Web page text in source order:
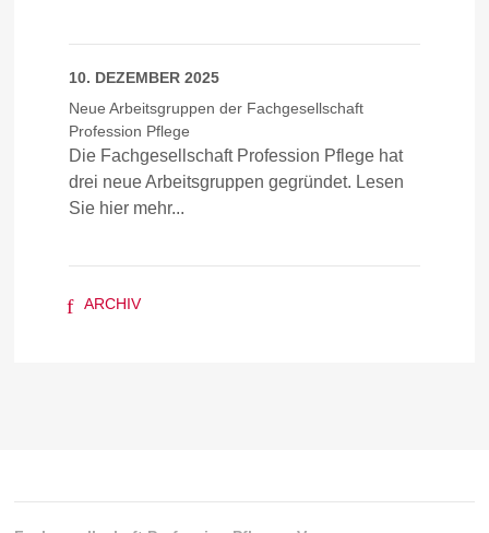
10. DEZEMBER 2025
Neue Arbeitsgruppen der Fachgesellschaft
Profession Pflege
Die Fachgesellschaft Profession Pflege hat
drei neue Arbeitsgruppen gegründet. Lesen
Sie hier mehr...
f ARCHIV